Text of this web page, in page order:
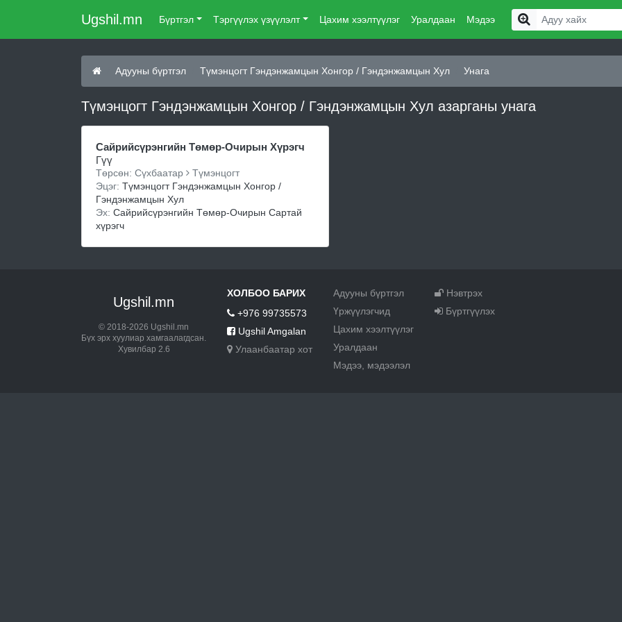
Ugshil.mn Бүртгэл Тэргүүлэх үзүүлэлт Цахим хээлтүүлэг Уралдаан Мэдээ
Адууны бүртгэл Түмэнцогт Гэндэнжамцын Хонгор / Гэндэнжамцын Хул Унага
Түмэнцогт Гэндэнжамцын Хонгор / Гэндэнжамцын Хул азарганы унага
Сайрийсүрэнгийн Төмөр-Очирын Хүрэгч
Гүү
Төрсөн: Сүхбаатар
Түмэнцогт
Эцэг: Түмэнцогт Гэндэнжамцын Хонгор /
Гэндэнжамцын Хул
Эх: Сайрийсүрэнгийн Төмөр-Очирын Сартай
хүрэгч
Ugshil.mn
© 2018-2026 Ugshil.mn
Бүх эрх хуулиар хамгаалагдсан.
Хувилбар 2.6
ХОЛБОО БАРИХ
+976 99735573
Ugshil Amgalan
Улаанбаатар хот
Адууны бүртгэл
Үржүүлэгчид
Цахим хээлтүүлэг
Уралдаан
Мэдээ, мэдээлэл
Нэвтрэх
Бүртгүүлэх